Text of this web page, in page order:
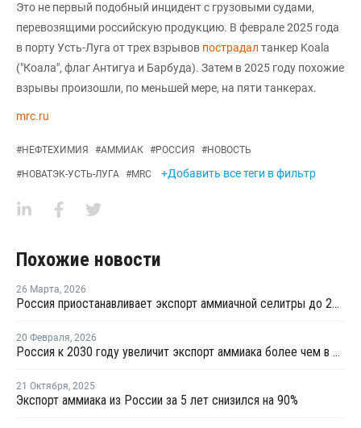
Это не первый подобный инцидент с грузовыми судами,
перевозящими российскую продукцию. В феврале 2025 года
в порту Усть-Луга от трех взрывов пострадал танкер Koala
("Коала", флаг Антигуа и Барбуда). Затем в 2025 году похожие
взрывы произошли, по меньшей мере, на пяти танкерах.
mrc.ru
#НЕФТЕХИМИЯ #АММИАК #РОССИЯ #НОВОСТЬ
#НОВАТЭК-УСТЬ-ЛУГА #MRC +Добавить все теги в фильтр
Похожие новости
26 Марта, 2026
Россия приостанавливает экспорт аммиачной селитры до 21 апреля
20 Февраля, 2026
Россия к 2030 году увеличит экспорт аммиака более чем в два раза
21 Октября, 2025
Экспорт аммиака из России за 5 лет снизился на 90%